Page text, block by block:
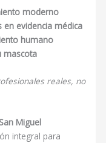
moderno
evidencia médica
humano
mascota
reales, no
Miguel
integral para